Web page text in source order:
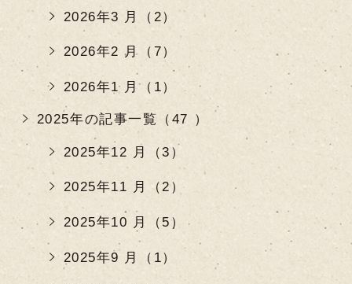
2026年3 月（2）
2026年2 月（7）
2026年1 月（1）
2025年の記事一覧（47 ）
2025年12 月（3）
2025年11 月（2）
2025年10 月（5）
2025年9 月（1）